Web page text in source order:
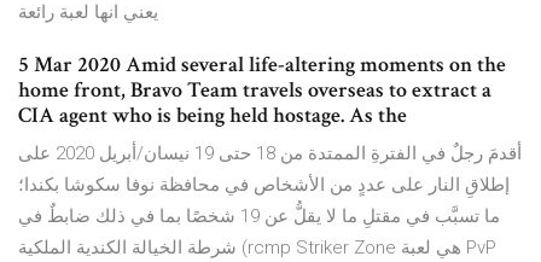
يعني انها لعبة رائعة
5 Mar 2020 Amid several life-altering moments on the
home front, Bravo Team travels overseas to extract a
CIA agent who is being held hostage. As the
أقدمَ رجلٌ في الفترةِ الممتدة من 18 حتى 19 نيسان/أبريل 2020 على
إطلاقِ النار على عددٍ من الأشخاص في محافظة نوفا سكوشا بكندا؛
ما تسبَّب في مقتلِ ما لا يقلُّ عن 19 شخصًا بما في ذلك ضابطٌ في
شرطة الخيالة الكندية الملكية (rcmp Striker Zone هي لعبة PvP